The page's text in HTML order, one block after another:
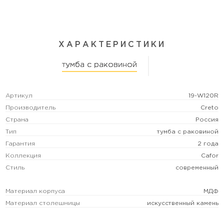
ХАРАКТЕРИСТИКИ
тумба с раковиной
Артикул 19-W120R
Производитель Creto
Страна Россия
Тип тумба с раковиной
Гарантия 2 года
Коллекция Cafor
Стиль современный
Материал корпуса МДФ
Материал столешницы искусственный камень